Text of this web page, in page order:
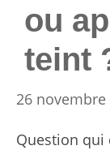
ou
teint
26 novembre
Question qui